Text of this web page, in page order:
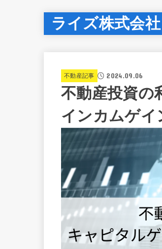
ライズ株式会社
不動産記事 2024.09.06
不動産投資の
インカムゲイ